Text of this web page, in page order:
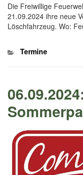
Die Freiwillige
21.09.2024 ihre neue
Löschfahrzeug. Wo:
Kategorien
Termine